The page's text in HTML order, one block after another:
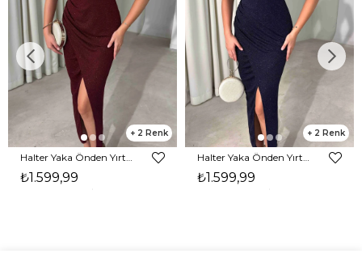
2
₺1.599,99
2
₺1.599,99